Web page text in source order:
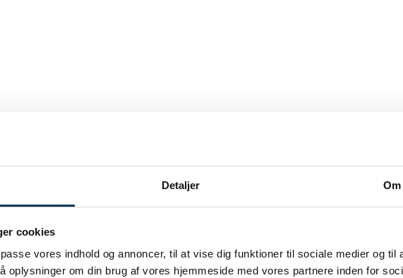
Detaljer Om
cookies
vores indhold og annoncer, til at vise dig funktioner til sociale medier og til
oplysninger om din brug af vores hjemmeside med vores partnere inden for